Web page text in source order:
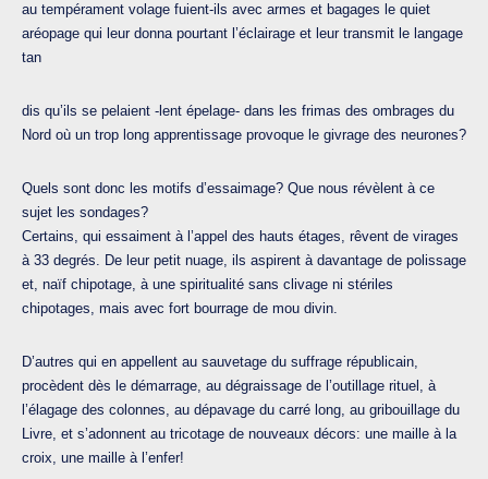
au tempérament volage fuient-ils avec armes et bagages le quiet
aréopage qui leur donna pourtant l’éclairage et leur transmit le langage
tan
dis qu’ils se pelaient -lent épelage- dans les frimas des ombrages du
Nord où un trop long apprentissage provoque le givrage des neurones?
Quels sont donc les motifs d’essaimage? Que nous révèlent à ce
sujet les sondages?
Certains, qui essaiment à l’appel des hauts étages, rêvent de virages
à 33 degrés. De leur petit nuage, ils aspirent à davantage de polissage
et, naïf chipotage, à une spiritualité sans clivage ni stériles
chipotages, mais avec fort bourrage de mou divin.
D’autres qui en appellent au sauvetage du suffrage républicain,
procèdent dès le démarrage, au dégraissage de l’outillage rituel, à
l’élagage des colonnes, au dépavage du carré long, au gribouillage du
Livre, et s’adonnent au tricotage de nouveaux décors: une maille à la
croix, une maille à l’enfer!